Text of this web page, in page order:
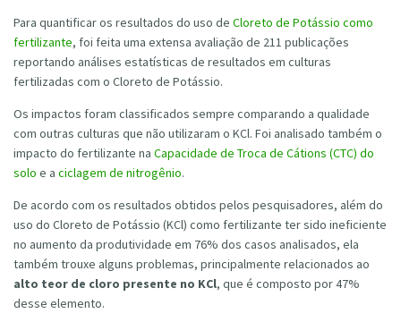
Para quantificar os resultados do uso de Cloreto de Potássio como
fertilizante, foi feita uma extensa avaliação de 211 publicações
reportando análises estatísticas de resultados em culturas
fertilizadas com o Cloreto de Potássio.
Os impactos foram classificados sempre comparando a qualidade
com outras culturas que não utilizaram o KCl. Foi analisado também o
impacto do fertilizante na Capacidade de Troca de Cátions (CTC) do
solo e a ciclagem de nitrogênio.
De acordo com os resultados obtidos pelos pesquisadores, além do
uso do Cloreto de Potássio (KCl) como fertilizante ter sido ineficiente
no aumento da produtividade em 76% dos casos analisados, ela
também trouxe alguns problemas, principalmente relacionados ao
alto teor de cloro presente no KCl, que é composto por 47%
desse elemento.